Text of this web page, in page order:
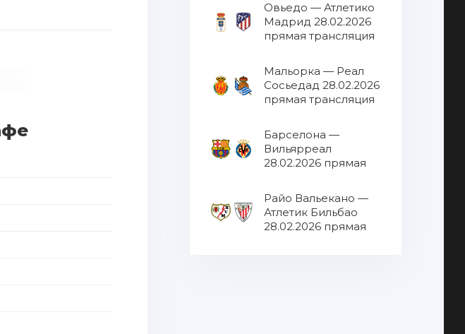
Овьедо — Атлетико
Мадрид 28.02.2026
прямая трансляция
Мальорка — Реал
Сосьедад 28.02.2026
прямая трансляция
Барселона —
Вильярреал
28.02.2026 прямая
Райо Вальекано —
Атлетик Бильбао
28.02.2026 прямая